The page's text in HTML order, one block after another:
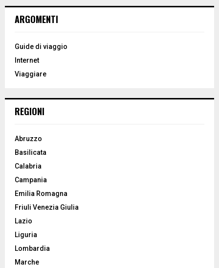
h
o
:
ARGOMENTI
Guide di viaggio
Internet
Viaggiare
REGIONI
Abruzzo
Basilicata
Calabria
Campania
Emilia Romagna
Friuli Venezia Giulia
Lazio
Liguria
Lombardia
Marche